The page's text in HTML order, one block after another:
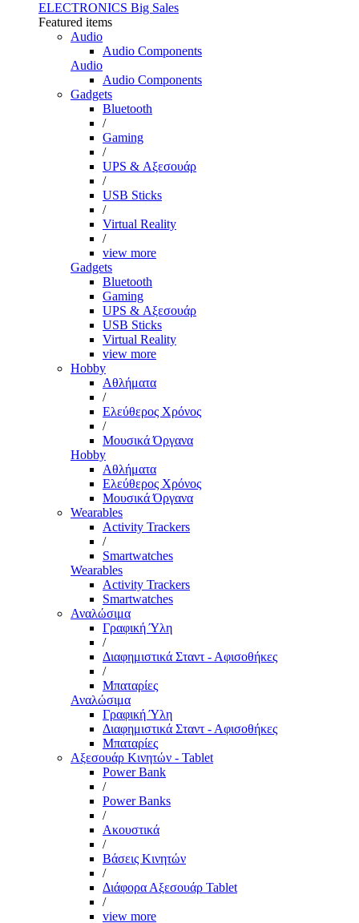
ELECTRONICS Big Sales
Featured items
Audio
Audio Components
Audio
Audio Components
Gadgets
Bluetooth
/
Gaming
/
UPS & Αξεσουάρ
/
USB Sticks
/
Virtual Reality
/
view more
Gadgets
Bluetooth
Gaming
UPS & Αξεσουάρ
USB Sticks
Virtual Reality
view more
Hobby
Αθλήματα
/
Ελεύθερος Χρόνος
/
Μουσικά Όργανα
Hobby
Αθλήματα
Ελεύθερος Χρόνος
Μουσικά Όργανα
Wearables
Activity Trackers
/
Smartwatches
Wearables
Activity Trackers
Smartwatches
Αναλώσιμα
Γραφική Ύλη
/
Διαφημιστικά Σταντ - Αφισοθήκες
/
Μπαταρίες
Αναλώσιμα
Γραφική Ύλη
Διαφημιστικά Σταντ - Αφισοθήκες
Μπαταρίες
Αξεσουάρ Κινητών - Tablet
Power Bank
/
Power Banks
/
Ακουστικά
/
Βάσεις Κινητών
/
Διάφορα Αξεσουάρ Tablet
/
view more